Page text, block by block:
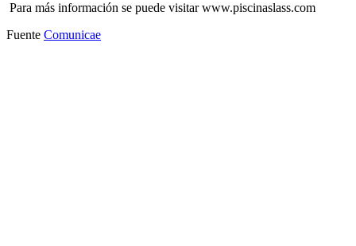
Para más información se puede visitar www.piscinaslass.com
Fuente Comunicae